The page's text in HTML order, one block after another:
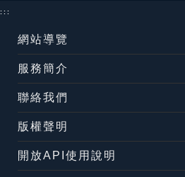
:::
網站導覽
服務簡介
聯絡我們
版權聲明
開放API使用說明